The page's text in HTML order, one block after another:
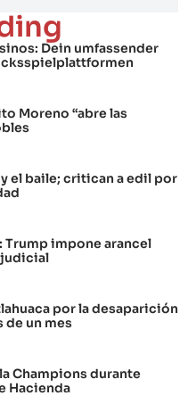
Dein umfassender
Moreno “abre las
el baile; critican a edil por
Trump impone arancel
judicial
por la desaparición
de un mes
Champions durante
Hacienda